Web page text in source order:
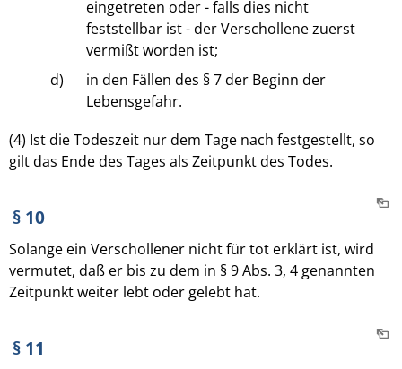
eingetreten oder - falls dies nicht
feststellbar ist - der Verschollene zuerst
vermißt worden ist;
d)
in den Fällen des § 7 der Beginn der
Lebensgefahr.
(4) Ist die Todeszeit nur dem Tage nach festgestellt, so
gilt das Ende des Tages als Zeitpunkt des Todes.
§ 10
Solange ein Verschollener nicht für tot erklärt ist, wird
vermutet, daß er bis zu dem in § 9 Abs. 3, 4 genannten
Zeitpunkt weiter lebt oder gelebt hat.
§ 11